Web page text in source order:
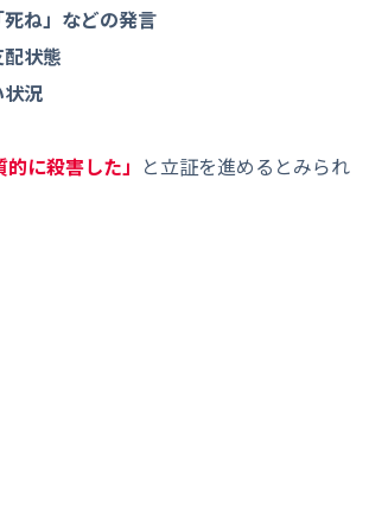
死ね」などの発言
状態
況
的に殺害した」 と立証を進めるとみられ